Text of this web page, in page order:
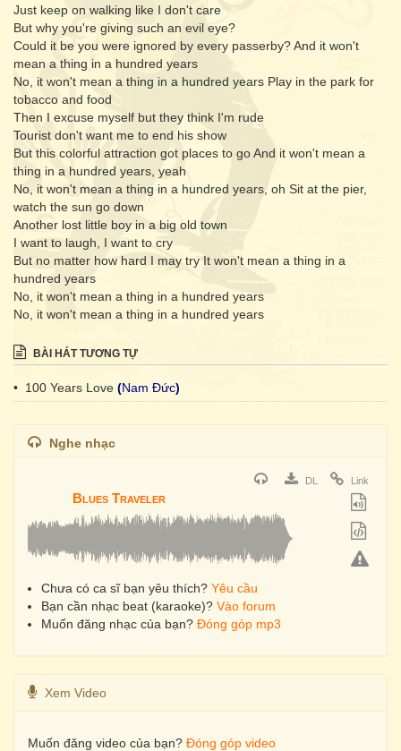
Just keep on walking like I don't care
But why you're giving such an evil eye?
Could it be you were ignored by every passerby? And it won't
mean a thing in a hundred years
No, it won't mean a thing in a hundred years Play in the park for
tobacco and food
Then I excuse myself but they think I'm rude
Tourist don't want me to end his show
But this colorful attraction got places to go And it won't mean a
thing in a hundred years, yeah
No, it won't mean a thing in a hundred years, oh Sit at the pier,
watch the sun go down
Another lost little boy in a big old town
I want to laugh, I want to cry
But no matter how hard I may try It won't mean a thing in a
hundred years
No, it won't mean a thing in a hundred years
No, it won't mean a thing in a hundred years
BÀI HÁT TƯƠNG TỰ
• 100 Years Love (Nam Đức)
Nghe nhạc
DL Link
Blues Traveler
Chưa có ca sĩ bạn yêu thích? Yêu cầu
Bạn cần nhạc beat (karaoke)? Vào forum
Muốn đăng nhạc của bạn? Đóng góp mp3
Xem Video
Muốn đăng video của bạn? Đóng góp video